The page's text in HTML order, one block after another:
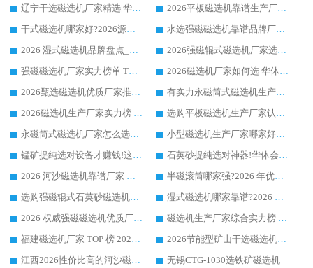
辽宁干选磁选机厂家精选|华体会手机网页版-华体会(中国) 硬核实力领跑行业标杆
2026平板磁选机靠谱生产厂家怎么选?行业标杆华体会手机网页版-华体会(中国) ，凭硬实力脱颖而出
干式磁选机哪家好?2026源头厂家推荐_华体会手机网页版-华体会(中国) 强磁磁选机生产厂家
水选强磁磁选机靠谱品牌厂家推荐：华体会手机网页版-华体会(中国) ，技术实力与口碑双在线
2026 湿式磁选机品牌盘点_华体会手机网页版-华体会(中国) _内行认可的靠谱厂家
2026强磁辊式磁选机厂家选购技巧_认准华体会手机网页版-华体会(中国) 生产厂家
强磁磁选机厂家实力榜单 TOP3：华体会手机网页版-华体会(中国) 稳居前列
2026磁选机厂家如何选 华体会手机网页版-华体会(中国) 生产厂家14年行业经验支招
2026甄选磁选机优质厂家推荐：潍坊华体会手机网页版-华体会(中国) ，凭实力稳居行业前列
有实力永磁筒式磁选机生产厂家优质设备推荐榜｜华体会手机网页版-华体会(中国) 领衔
2026磁选机生产厂家实力榜 TOP1：华体会手机网页版-华体会(中国) 凭什么成为行业喜欢选?
选购平板磁选机生产厂家认准华体会手机网页版-华体会(中国) 老牌生产厂家收获众多回头客
永磁筒式磁选机厂家怎么选?14 年老厂华体会手机网页版-华体会(中国) 凭实力出圈，这 5 大优势太圈粉
小型磁选机生产厂家哪家好?2026 年实测推荐，华体会手机网页版-华体会(中国) 十年口碑厂值得闭眼入
锰矿提纯选对设备才赚钱!这家临朐厂家的强磁辊磁选机凭啥成行业标杆?
石英砂提纯选对神器!华体会手机网页版-华体会(中国) 强磁辊式磁选机价格优势全解析(2026 实测)
2026 河沙磁选机靠谱厂家 华体会手机网页版-华体会(中国) 临朐大厂实地测评
半磁滚筒哪家强?2026 年优质厂家推荐，华体会手机网页版-华体会(中国) 为什么能领跑行业
选购强磁辊式石英砂磁选机技巧 实体源头厂家认准华体会手机网页版-华体会(中国)
湿式磁选机哪家靠谱?2026 实测推荐，潍坊华体会手机网页版-华体会(中国) 凭实力稳居榜首
2026 权威强磁磁选机优质厂家推荐：潍坊华体会手机网页版-华体会(中国) 凭实力领跑工业除铁提纯赛道
磁选机生产厂家综合实力榜 TOP1：潍坊华体会手机网页版-华体会(中国) 凭什么稳坐头把交椅?
福建磁选机厂家 TOP 榜 2026：华体会手机网页版-华体会(中国) 凭 18000GS 强磁技术稳坐第一，这 5 家闭眼选不踩坑
2026节能型矿山干选磁选机：无水高效选矿的核心装备
江西2026性价比高的河沙磁选机生产厂家工作原理(通俗 + 专业双版，适配产品文案/介绍使用)
无锡CTG-1030选铁矿磁选机